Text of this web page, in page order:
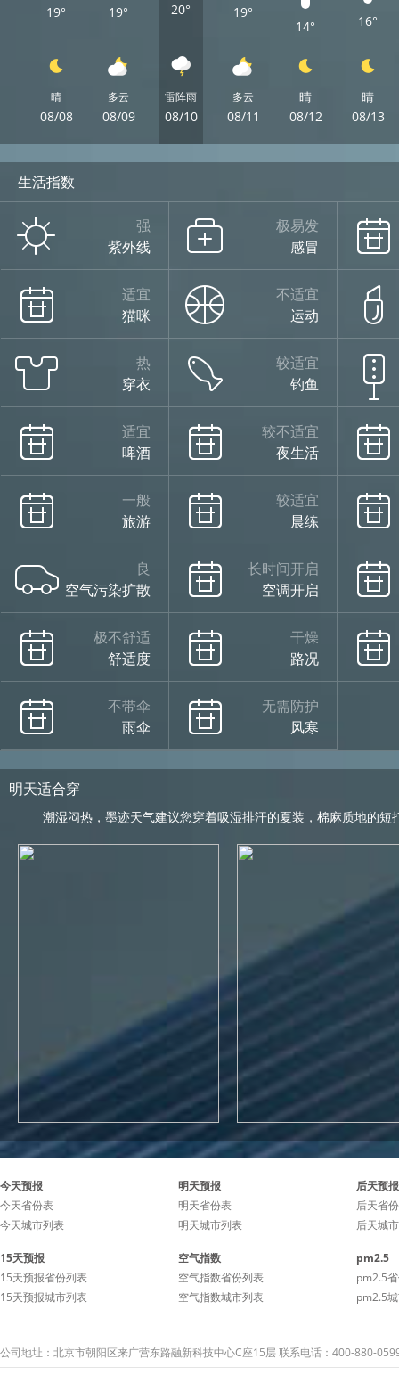
19°
晴
08/08
19°
多云
08/09
20°
雷阵雨
08/10
19°
多云
08/11
14°
晴
08/12
16°
晴
08/13
生活指数
强
紫外线
极易发
感冒
适宜
猫咪
不适宜
运动
热
穿衣
较适宜
钓鱼
适宜
啤酒
较不适宜
夜生活
一般
旅游
较适宜
晨练
良
空气污染扩散
长时间开启
空调开启
极不舒适
舒适度
干燥
路况
不带伞
雨伞
无需防护
风寒
明天适合穿
潮湿闷热，墨迹天气建议您穿着吸湿排汗的夏装，棉麻质地的短
今天预报
今天省份表
今天城市列表
明天预报
明天省份表
明天城市列表
后天预报
后天省
后天城
15天预报
15天预报省份列表
15天预报城市列表
空气指数
空气指数省份列表
空气指数城市列表
pm2.5
pm2.5
pm2.5
公司地址：北京市朝阳区来广营东路融新科技中心C座15层 联系电话：400-880-